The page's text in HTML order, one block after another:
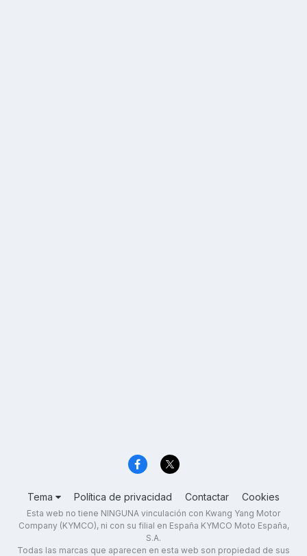
Tema Política de privacidad Contactar Cookies
Esta web no tiene NINGUNA vinculación con Kwang Yang Motor
Company (KYMCO), ni con su filial en España KYMCO Moto España,
S.A.
Todas las marcas que aparecen en esta web son propiedad de sus